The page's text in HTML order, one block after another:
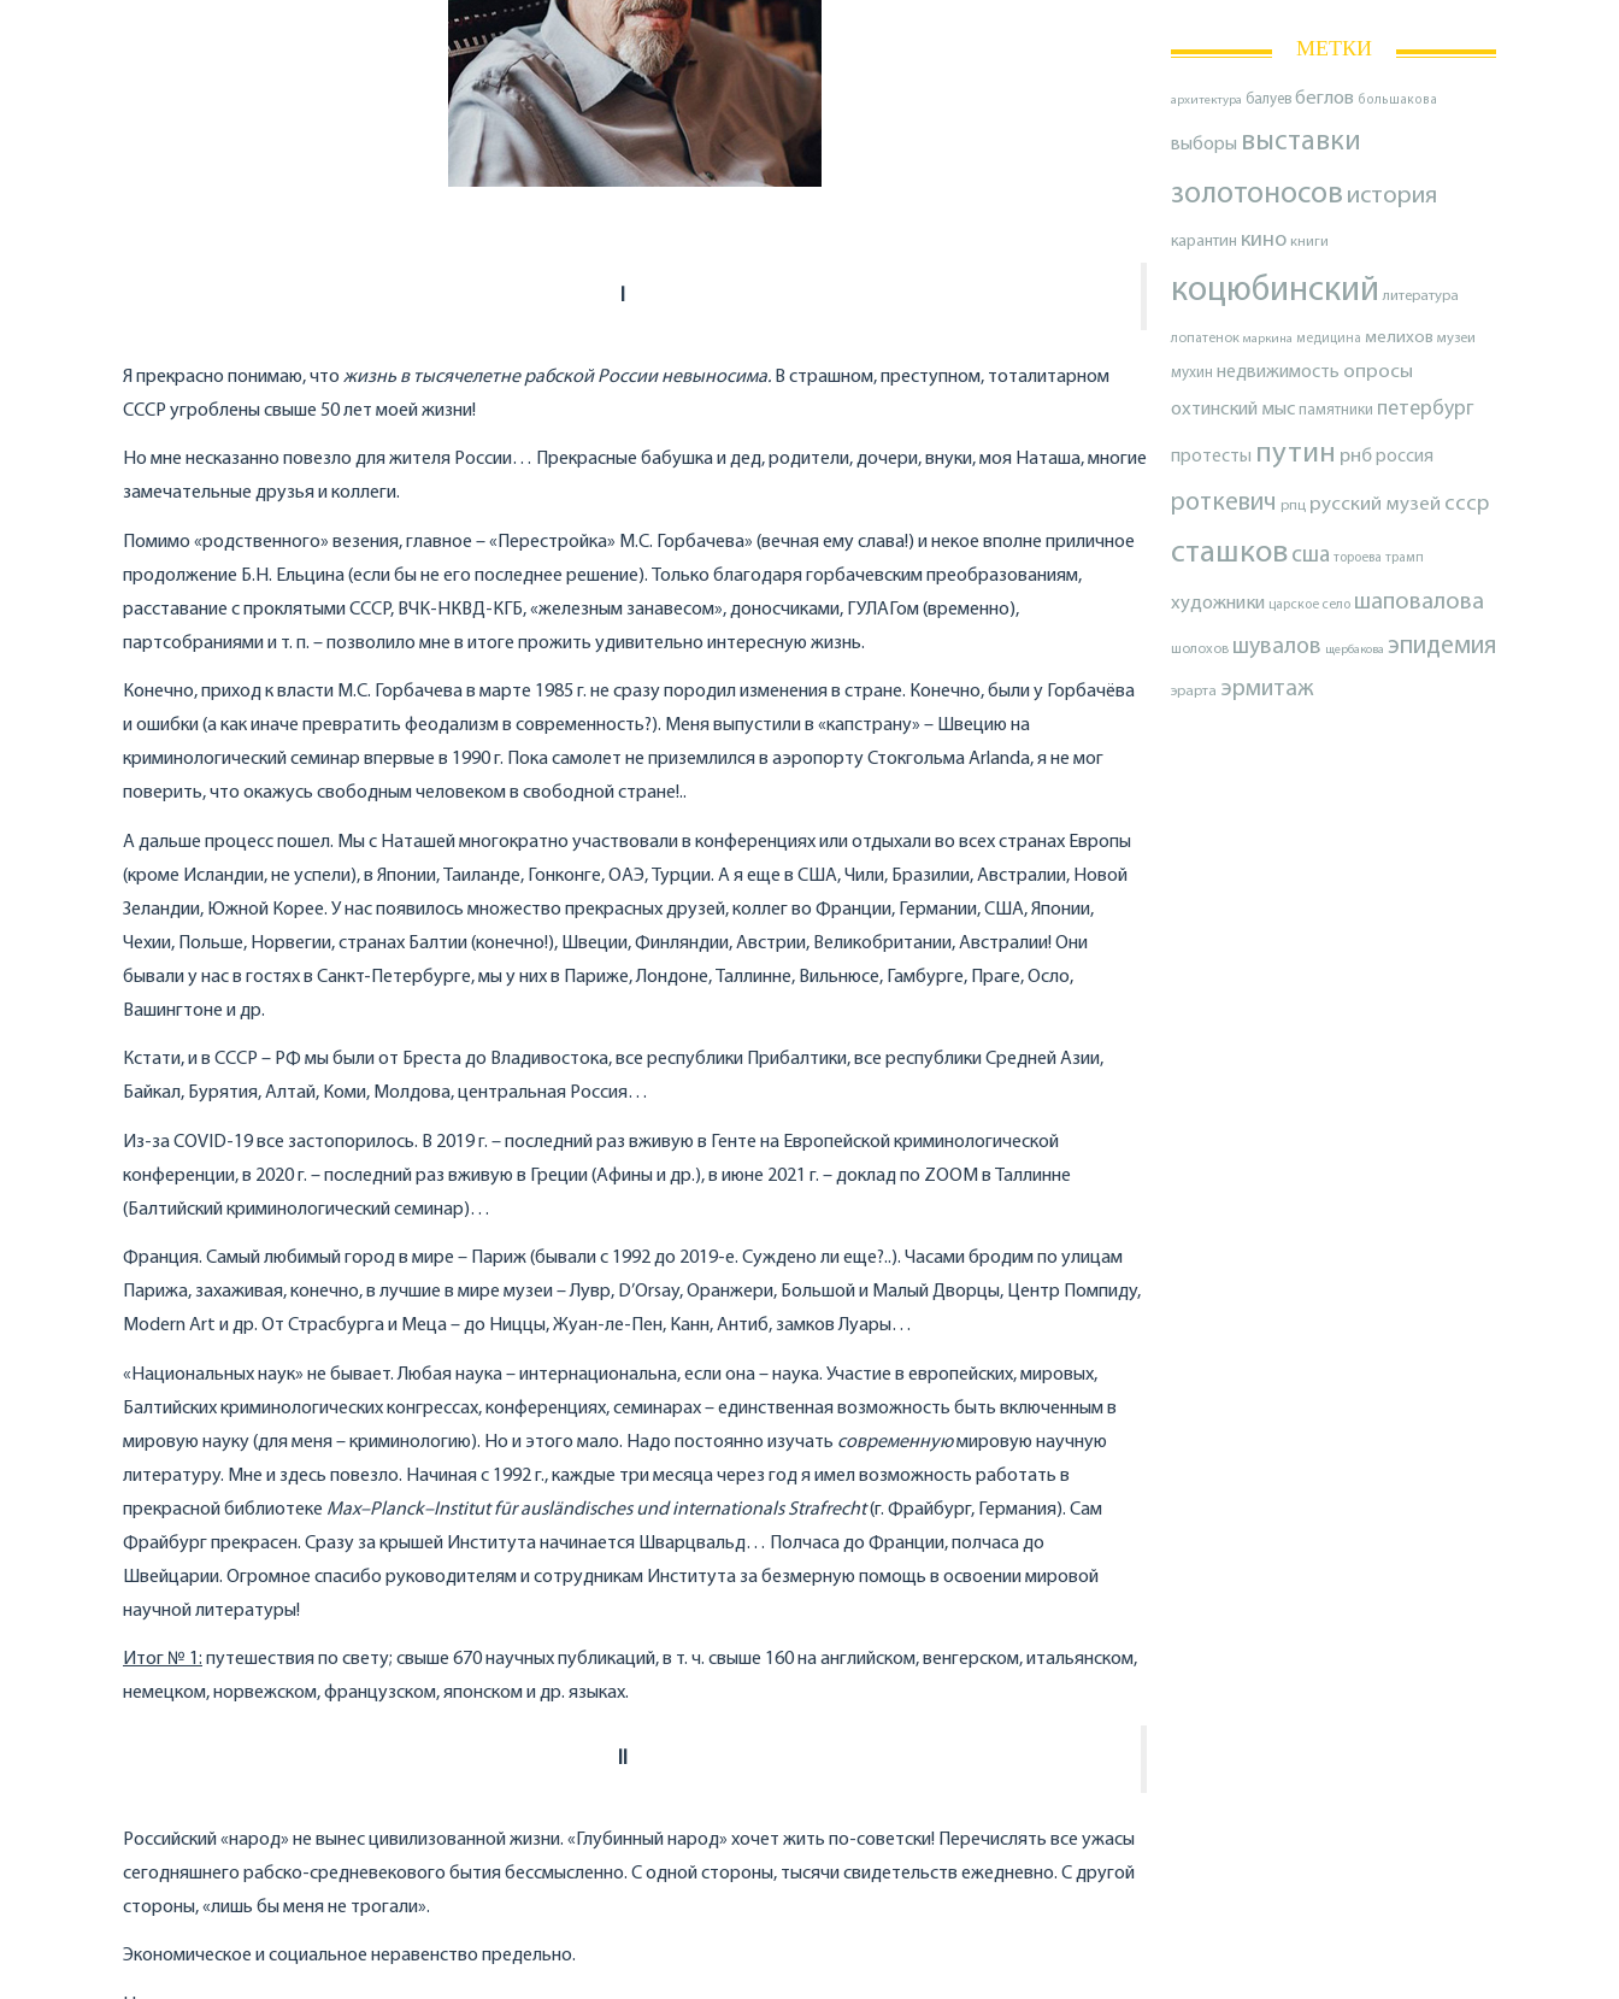
Я прекрасно понимаю, что жизнь в тысячелетне рабской России невыносима. В страшном, преступном, тоталитарном
СССР угроблены свыше 50 лет моей жизни!
Но мне несказанно повезло для жителя России… Прекрасные бабушка и дед, родители, дочери, внуки, моя Наташа, многие
замечательные друзья и коллеги.
Помимо «родственного» везения, главное – «Перестройка» М.С. Горбачева» (вечная ему слава!) и некое вполне приличное
продолжение Б.Н. Ельцина (если бы не его последнее решение). Только благодаря горбачевским преобразованиям,
расставание с проклятыми СССР, ВЧК-НКВД-КГБ, «железным занавесом», доносчиками, ГУЛАГом (временно),
партсобраниями и т. п. – позволило мне в итоге прожить удивительно интересную жизнь.
Конечно, приход к власти М.С. Горбачева в марте 1985 г. не сразу породил изменения в стране. Конечно, были у Горбачёва
и ошибки (а как иначе превратить феодализм в современность?). Меня выпустили в «капстрану» – Швецию на
криминологический семинар впервые в 1990 г. Пока самолет не приземлился в аэропорту Стокгольма Arlanda, я не мог
поверить, что окажусь свободным человеком в свободной стране!..
А дальше процесс пошел. Мы с Наташей многократно участвовали в конференциях или отдыхали во всех странах Европы
(кроме Исландии, не успели), в Японии, Таиланде, Гонконге, ОАЭ, Турции. А я еще в США, Чили, Бразилии, Австралии, Новой
Зеландии, Южной Корее. У нас появилось множество прекрасных друзей, коллег во Франции, Германии, США, Японии,
Чехии, Польше, Норвегии, странах Балтии (конечно!), Швеции, Финляндии, Австрии, Великобритании, Австралии! Они
бывали у нас в гостях в Санкт-Петербурге, мы у них в Париже, Лондоне, Таллинне, Вильнюсе, Гамбурге, Праге, Осло,
Вашингтоне и др.
Кстати, и в СССР – РФ мы были от Бреста до Владивостока, все республики Прибалтики, все республики Средней Азии,
Байкал, Бурятия, Алтай, Коми, Молдова, центральная Россия…
Из-за COVID-19 все застопорилось. В 2019 г. – последний раз вживую в Генте на Европейской криминологической
конференции, в 2020 г. – последний раз вживую в Греции (Афины и др.), в июне 2021 г. – доклад по ZOOM в Таллинне
(Балтийский криминологический семинар)…
Франция. Самый любимый город в мире – Париж (бывали с 1992 до 2019-е. Суждено ли еще?..). Часами бродим по улицам
Парижа, захаживая, конечно, в лучшие в мире музеи – Лувр, D’Orsay, Оранжери, Большой и Малый Дворцы, Центр Помпиду,
Modern Art и др. От Страсбурга и Меца – до Ниццы, Жуан-ле-Пен, Канн, Антиб, замков Луары…
«Национальных наук» не бывает. Любая наука – интернациональна, если она – наука. Участие в европейских, мировых,
Балтийских криминологических конгрессах, конференциях, семинарах – единственная возможность быть включенным в
мировую науку (для меня – криминологию). Но и этого мало. Надо постоянно изучать современнуюмировую научную
литературу. Мне и здесь повезло. Начиная с 1992 г., каждые три месяца через год я имел возможность работать в
прекрасной библиотеке Max–Planck–Institut fūr ausländisches und internationals Strafrecht(г. Фрайбург, Германия). Сам
Фрайбург прекрасен. Сразу за крышей Института начинается Шварцвальд… Полчаса до Франции, полчаса до
Швейцарии. Огромное спасибо руководителям и сотрудникам Института за безмерную помощь в освоении мировой
научной литературы!
Итог № 1 : путешествия по свету; свыше 670 научных публикаций, в т. ч. свыше 160 на английском, венгерском, итальянском,
немецком, норвежском, французском, японском и др. языках.
Российский «народ» не вынес цивилизованной жизни. «Глубинный народ» хочет жить по-советски! Перечислять все ужасы
сегодняшнего рабско-средневекового бытия бессмысленно. С одной стороны, тысячи свидетельств ежедневно. С другой
стороны, «лишь бы меня не трогали».
Экономическое и социальное неравенство предельно.
МЕТКИ
архитектура балуев беглов большакова
выборы выставки
золотоносов история
карантин кино книги
коцюбинский литература
лопатенок маркина медицина мелихов музеи
мухин недвижимость опросы
охтинский мыс памятники петербург
протесты путин рнброссия
роткевич рпц русский музей ссср
сташков сша тороева трамп
художники царское село шаповалова
шолохов шувалов щербакова эпидемия
эрарта эрмитаж